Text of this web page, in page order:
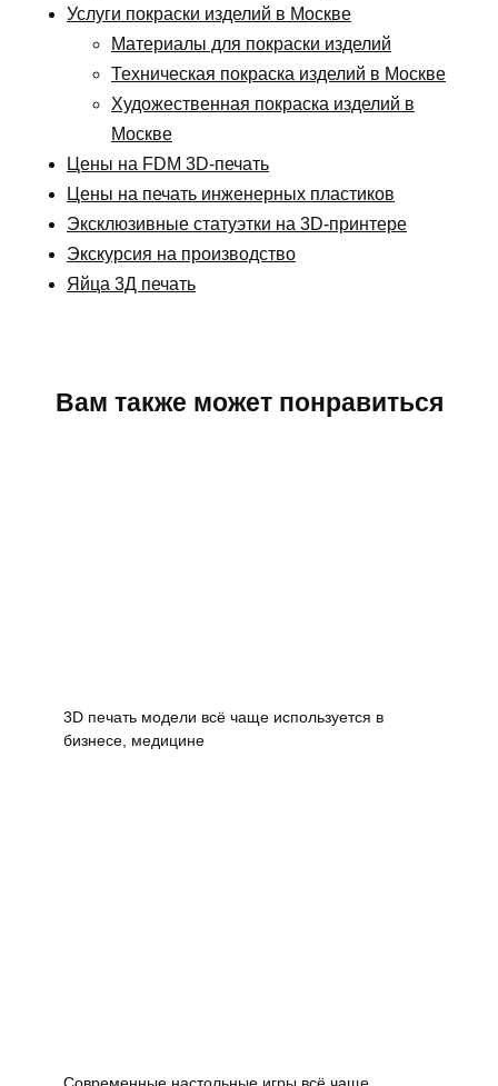
Услуги покраски изделий в Москве
Материалы для покраски изделий
Техническая покраска изделий в Москве
Художественная покраска изделий в
Москве
Цены на FDM 3D-печать
Цены на печать инженерных пластиков
Эксклюзивные статуэтки на 3D-принтере
Экскурсия на производство
Яйца 3Д печать
Вам также может понравиться
3D печать модели всё чаще используется в
бизнесе, медицине